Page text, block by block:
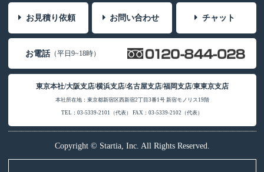
お見積り依頼 お問い合わせ チャット
お電話（平日9~18時）
東京本社/大阪支店/横浜支店/名古屋支店/福岡支店/東東京支店
本社所在地：東京都新宿区西新宿2丁目3番1号 新宿モノリス19階
TEL：03-5339-2101（代表） FAX：03-5339-2102（代表）
Copyright © Startia, Inc. All Rights Reserved.